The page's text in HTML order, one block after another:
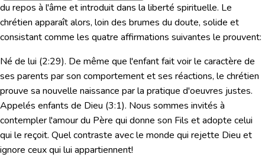
du repos à l'âme et introduit dans la liberté spirituelle. Le
chrétien apparaît alors, loin des brumes du doute, solide et
consistant comme les quatre affirmations suivantes le prouvent:
Né de lui (2:29). De même que l'enfant fait voir le caractère de
ses parents par son comportement et ses réactions, le chrétien
prouve sa nouvelle naissance par la pratique d'oeuvres justes.
Appelés enfants de Dieu (3:1). Nous sommes invités à
contempler l'amour du Père qui donne son Fils et adopte celui
qui le reçoit. Quel contraste avec le monde qui rejette Dieu et
ignore ceux qui lui appartiennent!